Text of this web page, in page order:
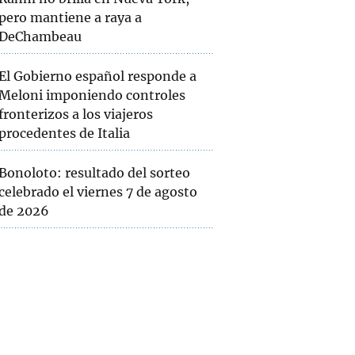
mantiene a raya a
Gobierno español responde a
imponiendo controles
a los viajeros
de Italia
resultado del sorteo
el viernes 7 de agosto
2026